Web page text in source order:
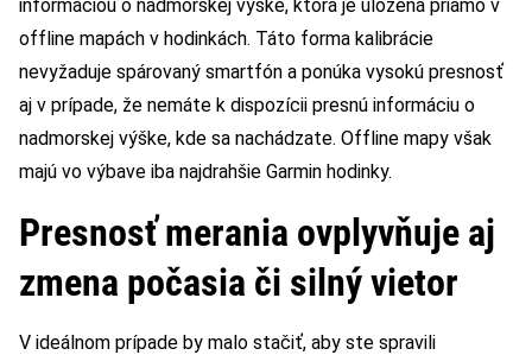
informáciou o nadmorskej výške, ktorá je uložená priamo v
offline mapách v hodinkách. Táto forma kalibrácie
nevyžaduje spárovaný smartfón a ponúka vysokú presnosť
aj v prípade, že nemáte k dispozícii presnú informáciu o
nadmorskej výške, kde sa nachádzate. Offline mapy však
majú vo výbave iba najdrahšie Garmin hodinky.
Presnosť merania ovplyvňuje aj
zmena počasia či silný vietor
V ideálnom prípade by malo stačiť, aby ste spravili